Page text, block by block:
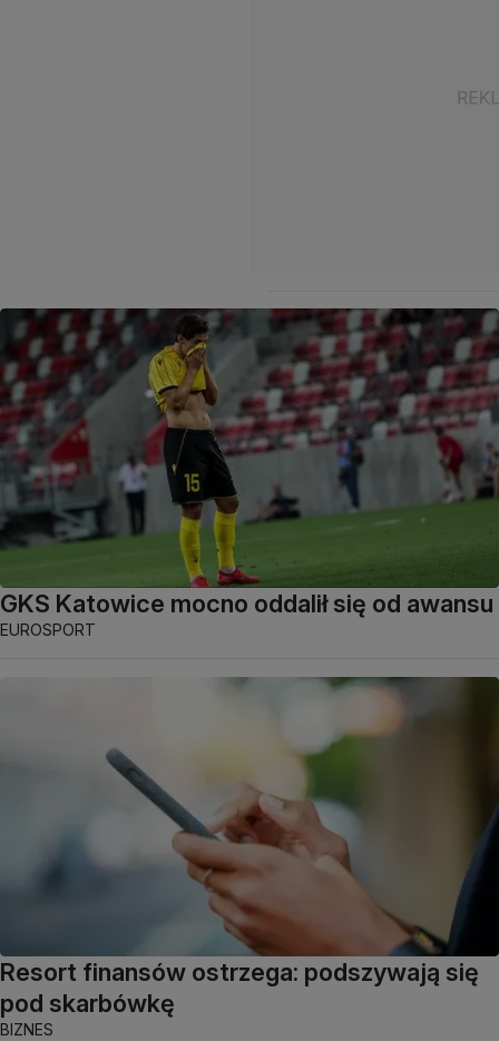
GKS Katowice mocno oddalił się od awansu
EUROSPORT
Resort finansów ostrzega: podszywają się
pod skarbówkę
BIZNES